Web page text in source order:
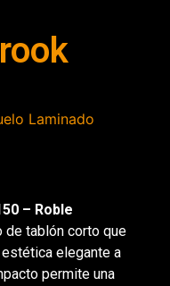
Laminado
– Roble
de tablón corto que
elegante a
permite una